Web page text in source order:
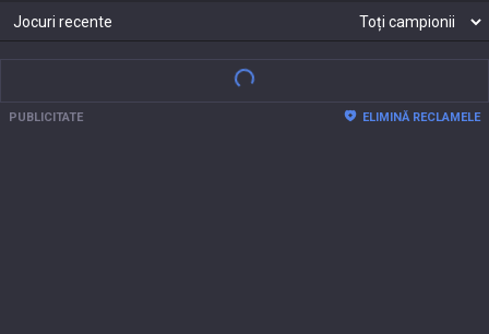
Jocuri recente
PUBLICITATE ELIMINĂ RECLAMELE